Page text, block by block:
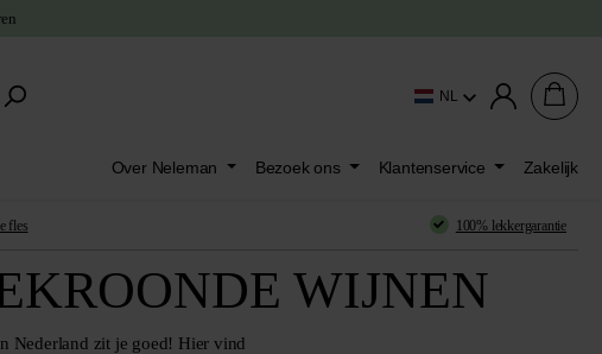
NL
Over Neleman Bezoek ons Klantenservice Zakelijk
fles 100% lekkergarantie
WIJNEN
Nederland zit je goed! Hier vind